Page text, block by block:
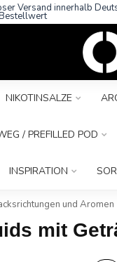
Versand innerhalb
NIKOTINSALZE
/ PREFILLED POD
INSPIRATION
und Aromen
mit